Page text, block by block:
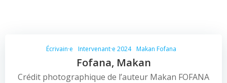
Écrivain·e Intervenant·e 2024 Makan Fofana
Fofana, Makan
Crédit photographique de l’auteur Makan FOFANA